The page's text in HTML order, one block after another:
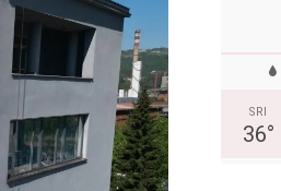
SRI
36°